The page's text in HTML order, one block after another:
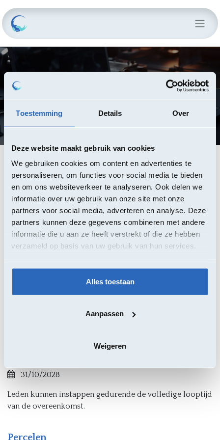
Toestemming Details Over
Deze website maakt gebruik van cookies
We gebruiken cookies om content en advertenties te
personaliseren, om functies voor social media te bieden
en om ons websiteverkeer te analyseren. Ook delen we
informatie over uw gebruik van onze site met onze
partners voor social media, adverteren en analyse. Deze
partners kunnen deze gegevens combineren met andere
informatie die u aan ze heeft verstrekt of die ze hebben
verzameld op basis van uw gebruik van hun services.
Alles toestaan
Aanpassen
Weigeren
Deze raamovereenkomst heeft als voorwerp het
aankopen van ICT-hardware en accessoires. De opdracht
is opgedeeld in 11 (gegunde) percelen.
Contractanten
Dustin Belgium - Wingepark 5A, 3110 Rotselaar
Econocom Products & Solutions - Marsveldplein 5 /
Van Roey Automation - Kempenlaan 2A / 6, 2300
31/10/2028
Leden kunnen instappen gedurende de volledige looptijd
van de overeenkomst.
Percelen